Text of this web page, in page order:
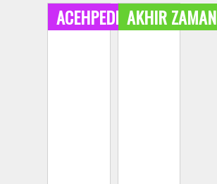
ACEHPEDIAAKHIR ZAMAN